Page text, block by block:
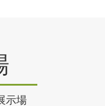
示場